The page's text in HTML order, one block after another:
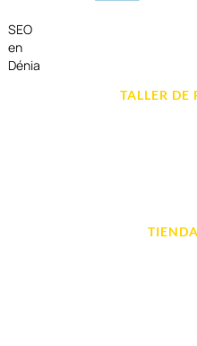
SEO
en
Dénia
TALLER DE